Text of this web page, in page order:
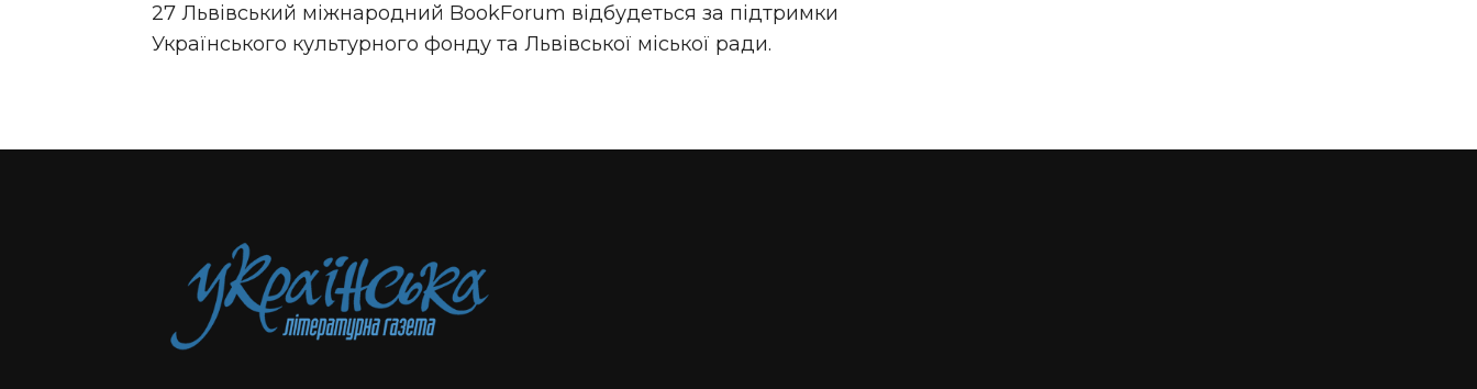
27 Львівський міжнародний BookForum відбудеться за підтримки
Українського культурного фонду та Львівської міської ради.